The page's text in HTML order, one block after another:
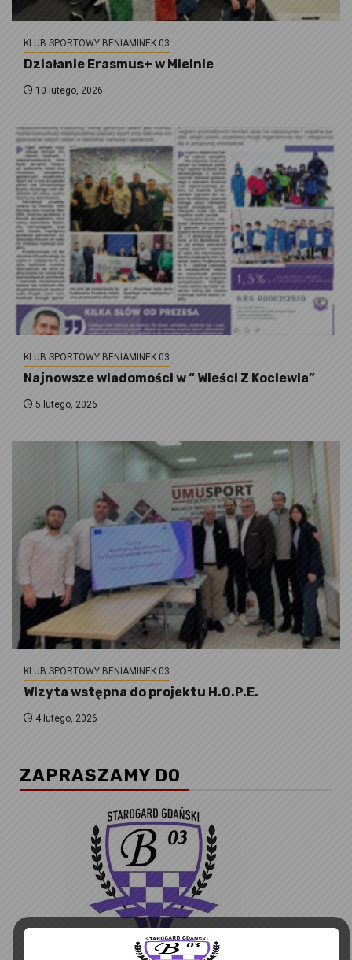
KLUB SPORTOWY BENIAMINEK 03
Działanie Erasmus+ w Mielnie
10 lutego, 2026
KLUB SPORTOWY BENIAMINEK 03
Najnowsze wiadomości w “ Wieści Z Kociewia”
5 lutego, 2026
KLUB SPORTOWY BENIAMINEK 03
Wizyta wstępna do projektu H.O.P.E.
4 lutego, 2026
ZAPRASZAMY DO